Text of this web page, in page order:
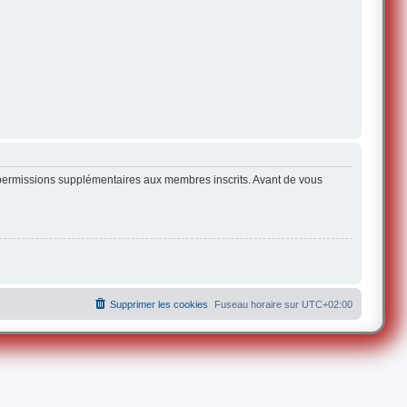
supplémentaires aux membres inscrits. Avant de vous
Fuseau horaire sur UTC+02:00
Supprimer les cookies